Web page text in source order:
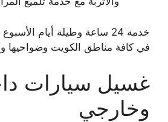
خدمة 24 ساعة وطيلة أيام
في كافة مناطق الكويت وضواحيها
غسيل سيارات
وخارجي